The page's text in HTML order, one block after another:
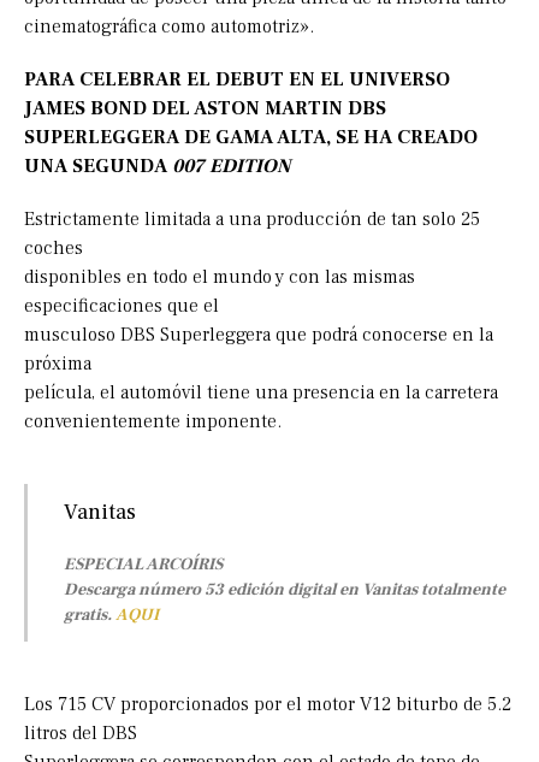
cinematográfica como automotriz».
PARA CELEBRAR EL DEBUT EN EL UNIVERSO
JAMES BOND DEL ASTON MARTIN DBS
SUPERLEGGERA DE GAMA ALTA, SE HA CREADO
UNA SEGUNDA 007 EDITION
Estrictamente limitada a una producción de tan solo 25
coches
disponibles en todo el mundo y con las mismas
especificaciones que el
musculoso DBS Superleggera que podrá conocerse en la
próxima
película, el automóvil tiene una presencia en la carretera
convenientemente imponente.
Vanitas
ESPECIAL ARCOÍRIS
Descarga número 53 edición digital en Vanitas totalmente
gratis.AQUI
Los 715 CV proporcionados por el motor V12 biturbo de 5.2
litros del DBS